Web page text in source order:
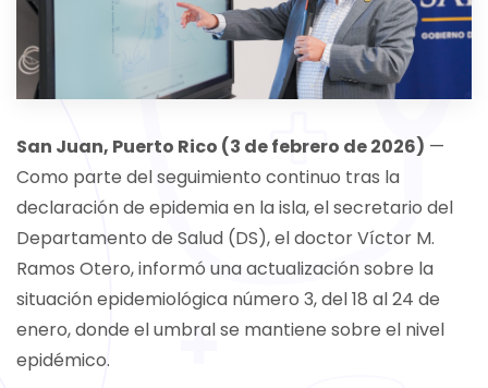
San Juan, Puerto Rico (3 de febrero de 2026) —
Como parte del seguimiento continuo tras la
declaración de epidemia en la isla, el secretario del
Departamento de Salud (DS), el doctor Víctor M.
Ramos Otero, informó una actualización sobre la
situación epidemiológica número 3, del 18 al 24 de
enero, donde el umbral se mantiene sobre el nivel
epidémico.